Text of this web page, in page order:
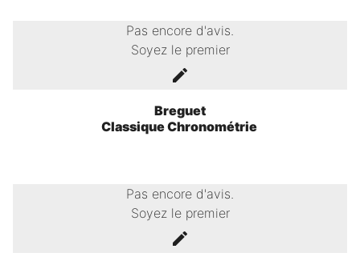
Pas encore d'avis.
Soyez le premier
Breguet
Classique Chronométrie
Pas encore d'avis.
Soyez le premier